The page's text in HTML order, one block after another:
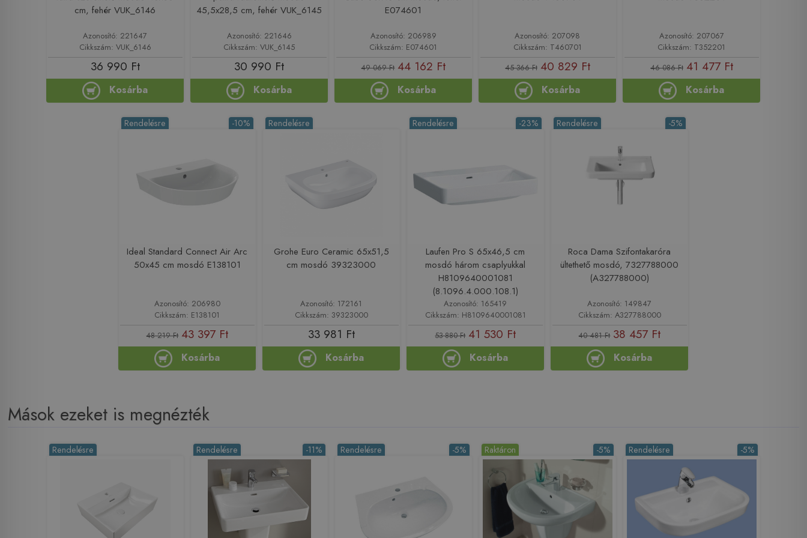
cm, fehér VUK_6146
Azonosító: 221647
Cikkszám: VUK_6146
36 990 Ft
Kosárba
45,5x28,5 cm, fehér VUK_6145
Azonosító: 221646
Cikkszám: VUK_6145
30 990 Ft
Kosárba
E074601
Azonosító: 206989
Cikkszám: E074601
49 069 Ft 44 162 Ft
Kosárba
Azonosító: 207098
Cikkszám: T460701
45 366 Ft 40 829 Ft
Kosárba
Azonosító: 207067
Cikkszám: T352201
46 086 Ft 41 477 Ft
Kosárba
-10%
Rendelésre
Ideal Standard Connect Air Arc
50x45 cm mosdó E138101
Azonosító: 206980
Cikkszám: E138101
48 219 Ft 43 397 Ft
Kosárba
Rendelésre
Grohe Euro Ceramic 65x51,5
cm mosdó 39323000
Azonosító: 172161
Cikkszám: 39323000
33 981 Ft
Kosárba
-23%
Rendelésre
Laufen Pro S 65x46,5 cm
mosdó három csaplyukkal
H8109640001081
(8.1096.4.000.108.1)
Azonosító: 165419
Cikkszám: H8109640001081
53 880 Ft 41 530 Ft
Kosárba
-5%
Rendelésre
Roca Dama Szifontakaróra
ültethető mosdó, 7327788000
(A327788000)
Azonosító: 149847
Cikkszám: A327788000
40 481 Ft 38 457 Ft
Kosárba
Mások ezeket is megnézték
Rendelésre -11%
Rendelésre -5%
Rendelésre -5%
Raktáron -5%
Rendelésre